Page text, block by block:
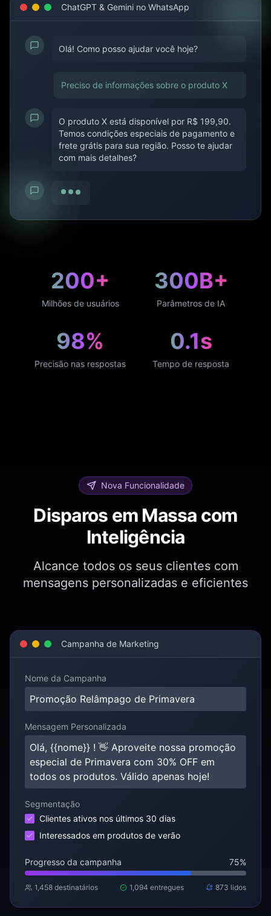
ChatGPT & Gemini no WhatsApp
Olá! Como posso ajudar você hoje?
Preciso de informações sobre o produto X
O produto X está disponível por R$ 199,90.
Temos condições especiais de pagamento e
frete grátis para sua região. Posso te ajudar
com mais detalhes?
200+
Milhões de usuários
300B+
Parâmetros de IA
98%
Precisão nas respostas
0.1s
Tempo de resposta
Nova Funcionalidade
Disparos em Massa com
Inteligência
Alcance todos os seus clientes com
mensagens personalizadas e eficientes
Campanha de Marketing
Nome da Campanha
Promoção Relâmpago de Primavera
Mensagem Personalizada
Olá, {{nome}} ! 👋 Aproveite nossa promoção
especial de Primavera com 30% OFF em
todos os produtos. Válido apenas hoje!
Segmentação
Clientes ativos nos últimos 30 dias
Interessados em produtos de verão
Progresso da campanha 75%
1,458 destinatários 1,094 entregues 873 lidos